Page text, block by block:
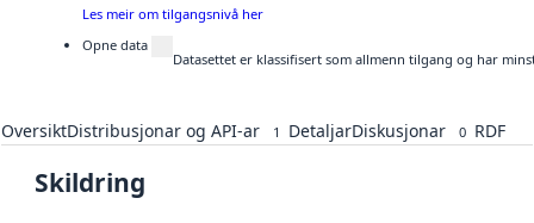
Les meir om tilgangsnivå her
Opne data
Datasettet er klassifisert som allmenn tilgang og har
OversiktDistribusjonar og API-ar 1 DetaljarDiskusjonar 0 RDF
Skildring